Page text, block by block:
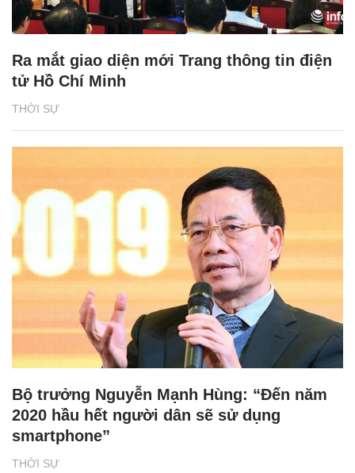
THỜI SỰ
Ra mắt giao diện mới Trang thông tin điện
tử Hồ Chí Minh
THỜI SỰ
Bộ trưởng Nguyễn Mạnh Hùng: “Đến năm
2020 hầu hết người dân sẽ sử dụng
smartphone”